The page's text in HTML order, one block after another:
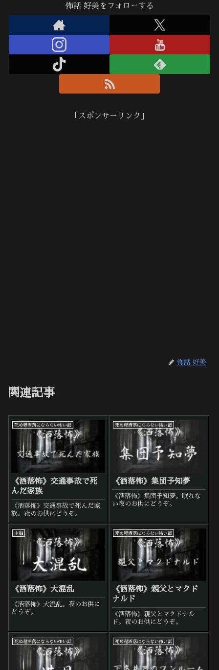
怖話 好美をフォローする
「スポンサーリンク」
怖話 好美
関連記事
死ぬ程洒落にならない怖い話
《洒落怖》交通事故で死
んだ家族
《洒落怖》交通事故で死んだ家
族。夜のお供にどうぞ。
死ぬ程洒落にならない怖い話
《洒落怖》集団予知夢
《洒落怖》集団予知夢。眠れな
い夜のお供にどうぞ。
中編
《洒落怖》大混乱
《洒落怖》大混乱。夜のお供に
どうぞ。
死ぬ程洒落にならない怖い話
《洒落怖》親父とマクド
ナルド
《洒落怖》親父とマクドナル
ド。夜のお供にどうぞ。
死ぬ程洒落にならない怖い話 死ぬ程洒落にならない怖い話